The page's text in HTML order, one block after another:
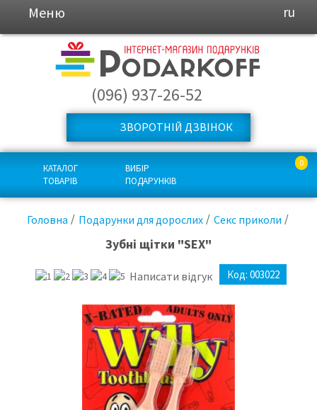
Меню ru
(096) 937-26-52
ЗВОРОТНІЙ ДЗВІНОК
КАТАЛОГ
ТОВАРІВ
ВИБІР
ПОДАРУНКІВ
0
Головна Подарунки для дорослих Секс приколи
Зубні щітки "SEX"
Написати відгук Код: 003022